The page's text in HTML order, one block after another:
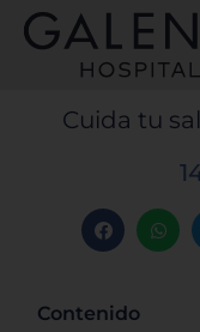
contenido
Cuida tu
Contenido